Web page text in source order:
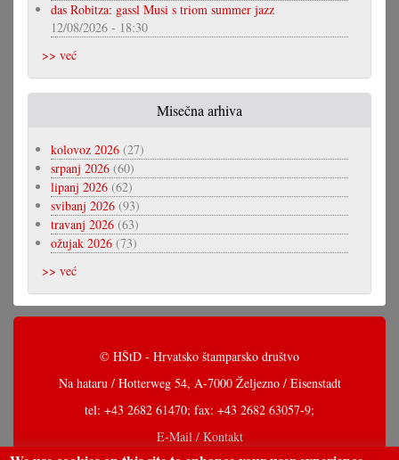
das Robitza: gassl Musi s triom summer jazz
12/08/2026 - 18:30
>> već
Misečna arhiva
kolovoz 2026 (27)
srpanj 2026 (60)
lipanj 2026 (62)
svibanj 2026 (93)
travanj 2026 (63)
ožujak 2026 (73)
>> već
© HŠtD - Hrvatsko štamparsko društvo
Na hataru / Hotterweg 54, A-7000 Željezno / Eisenstadt
tel: +43 2682 61470; fax: +43 2682 63057-9;
E-Mail / Kontakt